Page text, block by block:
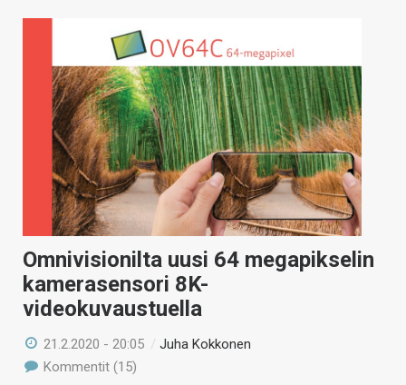
Omnivisionilta uusi 64 megapikselin
kamerasensori 8K-
videokuvaustuella
21.2.2020 - 20:05 /Juha Kokkonen
Kommentit (15)